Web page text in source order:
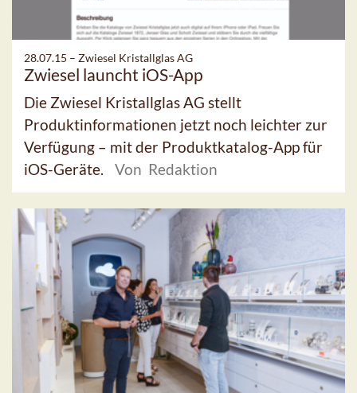
28.07.15 – Zwiesel Kristallglas AG
Zwiesel launcht iOS-App
Die Zwiesel Kristallglas AG stellt
Produktinformationen jetzt noch leichter zur
Verfügung – mit der Produktkatalog-App für
iOS-Geräte.
Von Redaktion